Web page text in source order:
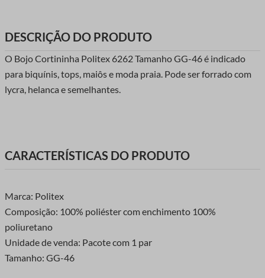
DESCRIÇÃO DO PRODUTO
O Bojo Cortininha Politex 6262 Tamanho GG-46 é indicado
para biquínis, tops, maiôs e moda praia. Pode ser forrado com
lycra, helanca e semelhantes.
CARACTERÍSTICAS DO PRODUTO
Marca: Politex
Composição: 100% poliéster com enchimento 100%
poliuretano
Unidade de venda: Pacote com 1 par
Tamanho: GG-46